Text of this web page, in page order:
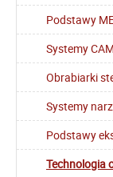
Podstawy
Systemy CAM
Obrabiarki
Systemy
Podstawy
Technologia